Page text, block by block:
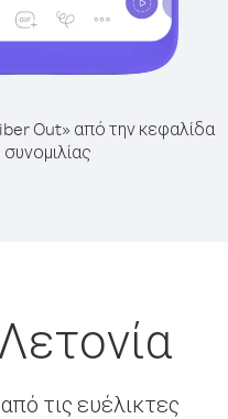
Out» από την κεφαλίδα
τις ευέλικτες